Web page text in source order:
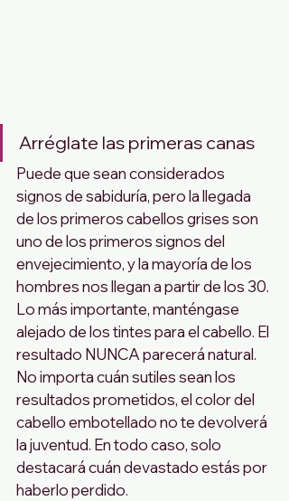
Arréglate las primeras canas
Puede que sean considerados
signos de sabiduría, pero la llegada
de los primeros cabellos grises son
uno de los primeros signos del
envejecimiento, y la mayoría de los
hombres nos llegan a partir de los 30.
Lo más importante, manténgase
alejado de los tintes para el cabello. El
resultado NUNCA parecerá natural.
No importa cuán sutiles sean los
resultados prometidos, el color del
cabello embotellado no te devolverá
la juventud. En todo caso, solo
destacará cuán devastado estás por
haberlo perdido.